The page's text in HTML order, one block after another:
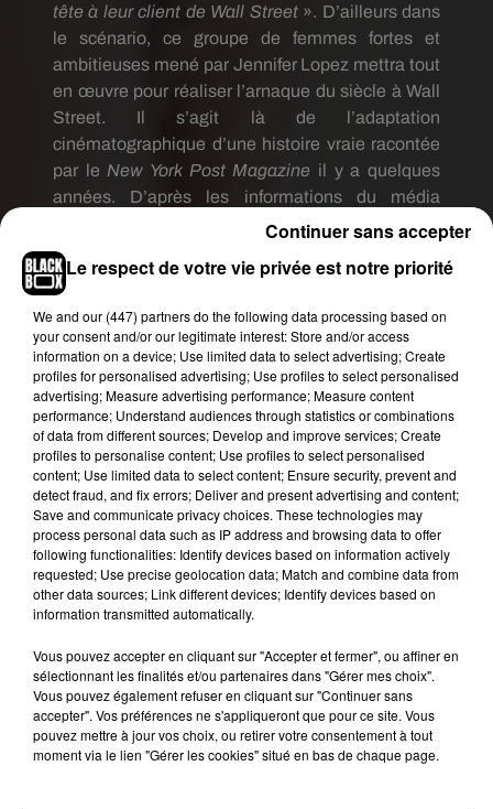
tête à leur client de Wall Street». D’ailleurs dans
le scénario, ce groupe de femmes fortes et
ambitieuses mené par Jennifer Lopez mettra tout
en œuvre pour réaliser l’arnaque du siècle à Wall
Street.
Il s’agit là de l’adaptation
cinématographique d’une histoire vraie racontée
par le New York Post Magazine il y a quelques
années.
D’après les informations du média
, le tournage du film débutera
le 22 mars prochain dans la ville de New-York.
sujet,
Cardi
B a aussitôt exprimé sa joie et sa
fierté sur son compte Instagram en partageant
justement une capture d’écran de l’article
de
Deadline . En légende, elle s’exclame :
Dans
les cinémas près de chez vous» tandis que dans
les commentaires les fans partagent déjà leur
excitation et leur impatience de découvrir les
talents d’actrice de la star ! En attendant la sortie
du film, c’est en musique que
Cardi
B
s’impose.
Après le succès de la chansonI
LikeIt en duo avec J Balvin et Bad Bunny, elle
nous fait danser au son de
Le respect de votre vie privée est notre priorité
We and our (447) partnersdo the following data processing based on
your consent and/or our legitimate interest: Store and/or access
information on a device; Use limited data to select advertising; Create
profiles for personalised advertising; Use profiles to select personalised
advertising; Measure advertising performance; Measure content
performance; Understand audiences through statistics or combinations
of data from different sources; Develop and improve services; Create
profiles to personalise content; Use profiles to select personalised
content; Use limited data to select content; Ensure security, prevent and
detect fraud, and fix errors; Deliver and present advertising and content;
Save and communicate privacy choices. These technologies may
process personal data such as IP address and browsing data to offer
following functionalities: Identify devices based on information actively
requested; Use precise geolocation data; Match and combine data from
other data sources; Link different devices; Identify devices based on
information transmitted automatically.
Vous pouvez accepter en cliquant sur "Accepter et fermer", ou affiner en
sélectionnant les finalités et/ou partenaires dans "Gérer mes choix".
Vous pouvez également refuser en cliquant sur "Continuer sans
accepter". Vos préférences ne s'appliqueront que pour ce site. Vous
pouvez mettre à jour vos choix, ou retirer votre consentement à tout
moment via le lien "Gérer les cookies" situé en bas de chaque page.
Continuer sans accepter